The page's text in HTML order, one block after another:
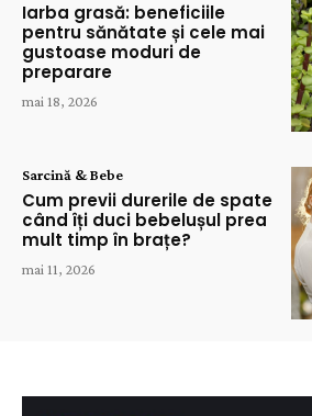
Iarba grasă: beneficiile
pentru sănătate și cele mai
gustoase moduri de
preparare
mai 18, 2026
Sarcină & Bebe
Cum previi durerile de spate
când îți duci bebelușul prea
mult timp în brațe?
mai 11, 2026